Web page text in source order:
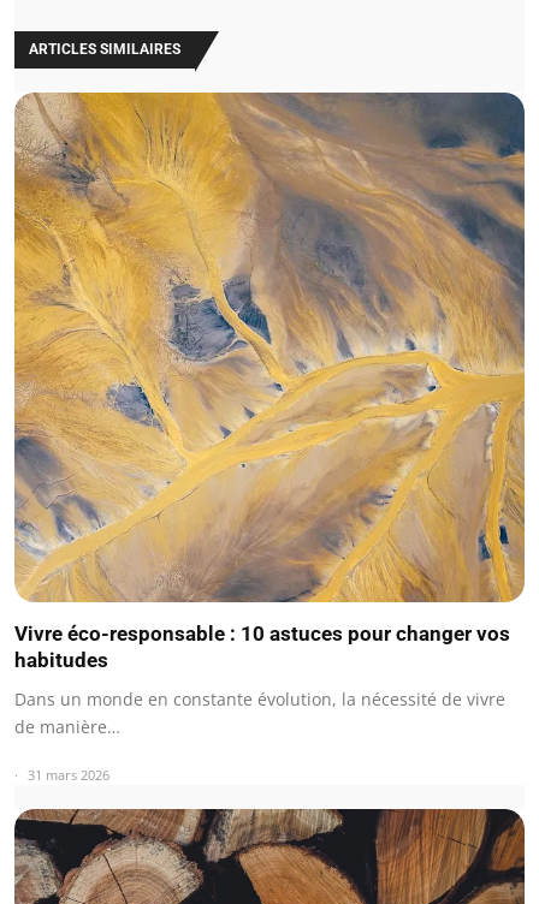
ARTICLES SIMILAIRES
Vivre éco-responsable : 10 astuces pour changer vos
habitudes
Dans un monde en constante évolution, la nécessité de vivre
de manière…
31 mars 2026